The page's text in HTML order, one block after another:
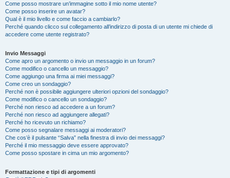
Come posso mostrare un’immagine sotto il mio nome utente?
Come posso inserire un avatar?
Qual è il mio livello e come faccio a cambiarlo?
Perché quando clicco sul collegamento all’indirizzo di posta di un utente mi chiede di
accedere come utente registrato?
Invio Messaggi
Come apro un argomento o invio un messaggio in un forum?
Come modifico o cancello un messaggio?
Come aggiungo una firma ai miei messaggi?
Come creo un sondaggio?
Perché non è possibile aggiungere ulteriori opzioni del sondaggio?
Come modifico o cancello un sondaggio?
Perché non riesco ad accedere a un forum?
Perché non riesco ad aggiungere allegati?
Perché ho ricevuto un richiamo?
Come posso segnalare messaggi ai moderatori?
Che cos’è il pulsante “Salva” nella finestra di invio dei messaggi?
Perché il mio messaggio deve essere approvato?
Come posso spostare in cima un mio argomento?
Formattazione e tipi di argomenti